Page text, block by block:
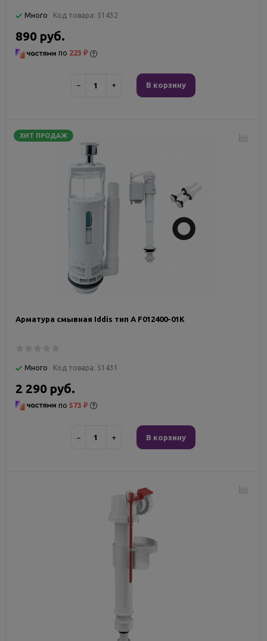
Много Код товара: 51432
890 руб.
по 223 ₽
− + В корзину
ХИТ ПРОДАЖ
Арматура смывная Iddis тип А F012400-01K
Много Код товара: 51431
2 290 руб.
по 573 ₽
− + В корзину